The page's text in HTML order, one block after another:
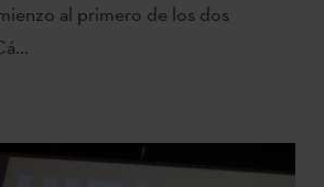
al primero de los dos